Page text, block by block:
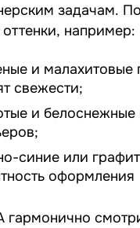
задачам.
например:
и
свежести;
и белоснежные
синие или
оформления
гармонично